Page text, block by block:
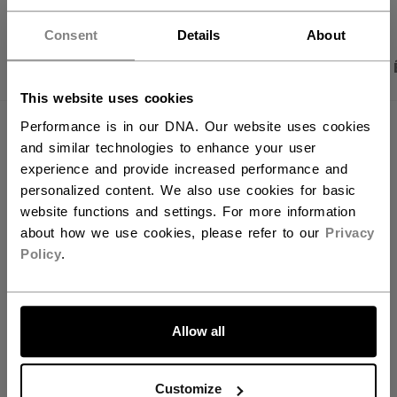
Consent Details About
This website uses cookies
Performance is in our DNA. Our website uses cookies
and similar technologies to enhance your user
experience and provide increased performance and
personalized content. We also use cookies for basic
website functions and settings. For more information
about how we use cookies, please refer to our Privacy
Policy.
Allow all
Customize
Vous souhaitez expédier des
produits aux États-Unis ?
ALLONS-Y !
PHOTOS DU PRODUIT CARACTÉRISTIQUES
CARACTÉRISTIQUES
IDENTIFICATION
HPFTW24-SR
GROUPE D'ÂGE
Senior
COLLECTION
WM